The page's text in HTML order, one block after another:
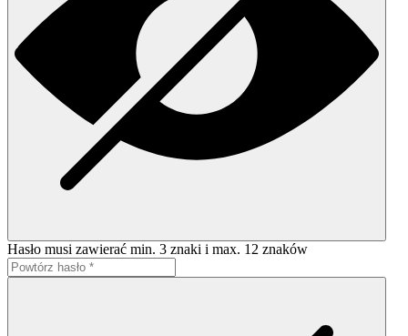
Hasło musi zawierać min. 3 znaki i max. 12 znaków